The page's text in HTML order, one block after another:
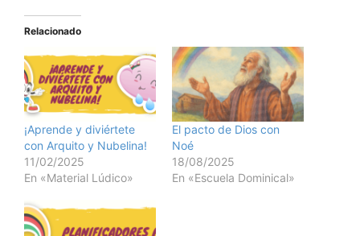
Relacionado
¡Aprende y diviértete
con Arquito y Nubelina!
11/02/2025
En «Material Lúdico»
El pacto de Dios con
Noé
18/08/2025
En «Escuela Dominical»